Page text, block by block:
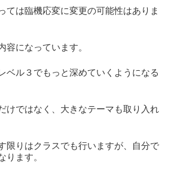
ては臨機応変に変更の可能性はありま
容になっています。
ベル３でもっと深めていくようになる
けではなく、大きなテーマも取り入れ
限りはクラスでも行いますが、自分で
ります。